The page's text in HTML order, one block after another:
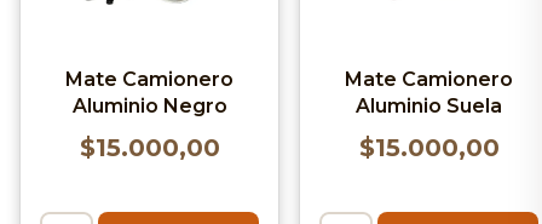
Mate Camionero
Aluminio Negro
$15.000,00
Mate Camionero
Aluminio Suela
$15.000,00